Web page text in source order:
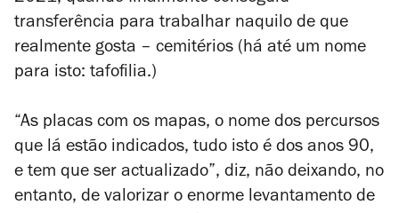
transferência para trabalhar naquilo de que
realmente gosta – cemitérios (há até um nome
para isto: tafofilia.)
“As placas com os mapas, o nome dos percursos
que lá estão indicados, tudo isto é dos anos 90,
e tem que ser actualizado”, diz, não deixando, no
entanto, de valorizar o enorme levantamento de